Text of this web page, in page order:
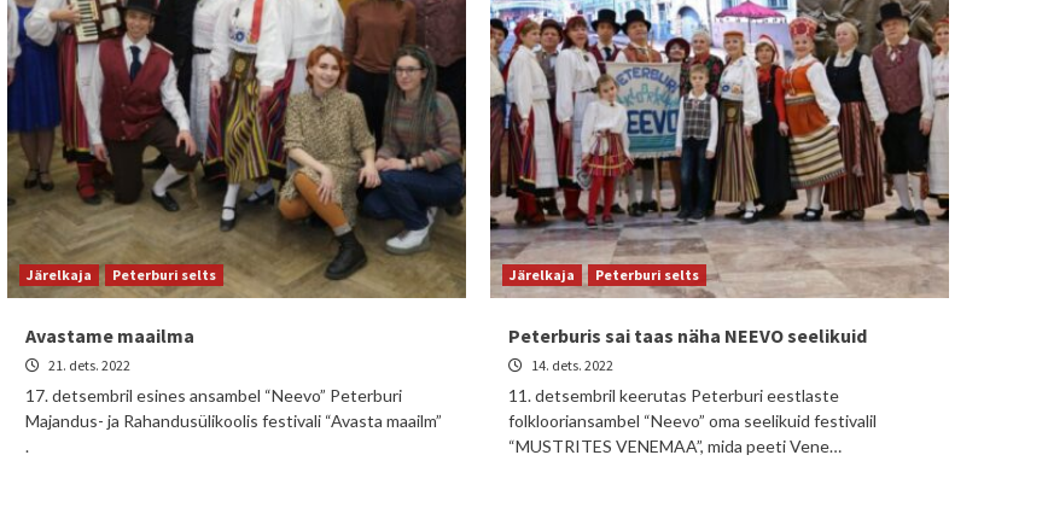
Järelkaja Peterburi selts
Avastame maailma
21. dets. 2022
17. detsembril esines ansambel “Neevo” Peterburi
Majandus- ja Rahandusülikoolis festivali “Avasta maailm”
.
Järelkaja Peterburi selts
Peterburis sai taas näha NEEVO seelikuid
14. dets. 2022
11. detsembril keerutas Peterburi eestlaste
folklooriansambel “Neevo” oma seelikuid festivalil
“MUSTRITES VENEMAA”, mida peeti Vene…